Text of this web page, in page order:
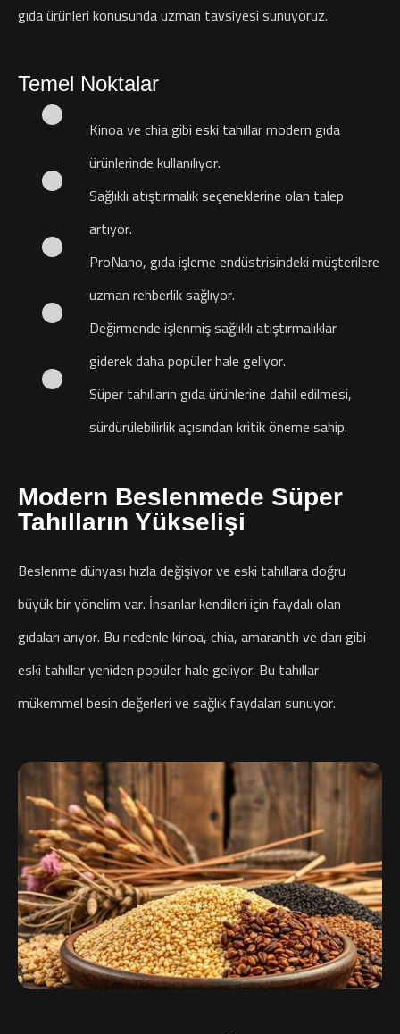
gıda ürünleri konusunda uzman tavsiyesi sunuyoruz.
Temel Noktalar
Kinoa ve chia gibi eski tahıllar modern gıda
ürünlerinde kullanılıyor.
Sağlıklı atıştırmalık seçeneklerine olan talep
artıyor.
ProNano, gıda işleme endüstrisindeki müşterilere
uzman rehberlik sağlıyor.
Değirmende işlenmiş sağlıklı atıştırmalıklar
giderek daha popüler hale geliyor.
Süper tahılların gıda ürünlerine dahil edilmesi,
sürdürülebilirlik açısından kritik öneme sahip.
Modern Beslenmede Süper
Tahılların Yükselişi
Beslenme dünyası hızla değişiyor ve eski tahıllara doğru
büyük bir yönelim var. İnsanlar kendileri için faydalı olan
gıdaları arıyor. Bu nedenle kinoa, chia, amaranth ve darı gibi
eski tahıllar yeniden popüler hale geliyor. Bu tahıllar
mükemmel besin değerleri ve sağlık faydaları sunuyor.